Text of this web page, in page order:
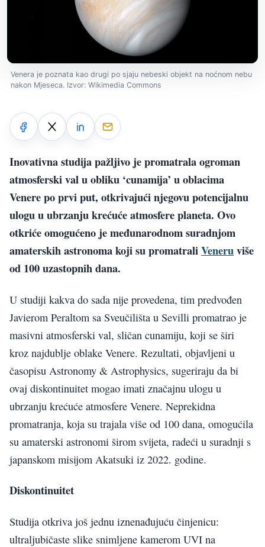
Venera je poznata kao drugi po sjaju nebeski objekt na noćnom nebu
nakon Mjeseca. Izvor: Wikimedia Commons
Inovativna studija pažljivo je promatrala ogroman
atmosferski val u obliku ‘cunamija’ u oblacima
Venere po prvi put, otkrivajući njegovu potencijalnu
ulogu u ubrzanju krećuće atmosfere planeta. Ovo
otkriće omogućeno je međunarodnom suradnjom
amaterskih astronoma koji su promatraliVeneruviše
od 100 uzastopnih dana.
U studiji kakva do sada nije provedena, tim predvođen
Javierom Peraltom sa Sveučilišta u Sevilli promatrao je
masivni atmosferski val, sličan cunamiju, koji se širi
kroz najdublje oblake Venere. Rezultati, objavljeni u
časopisu Astronomy & Astrophysics, sugeriraju da bi
ovaj diskontinuitet mogao imati značajnu ulogu u
ubrzanju krećuće atmosfere Venere. Neprekidna
promatranja, koja su trajala više od 100 dana, omogućila
su amaterski astronomi širom svijeta, radeći u suradnji s
japanskom misijom Akatsuki iz 2022. godine.
Diskontinuitet
Studija otkriva još jednu iznenađujuću činjenicu:
ultraljubičaste slike snimljene kamerom UVI na